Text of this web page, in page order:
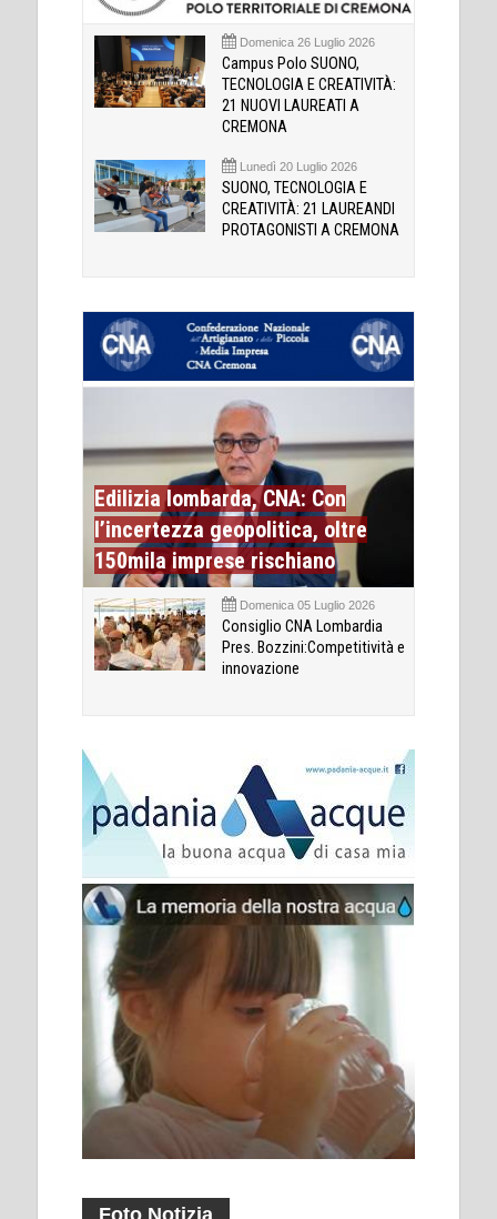
Domenica 26 Luglio 2026
Campus Polo SUONO,
TECNOLOGIA E CREATIVITÀ:
21 NUOVI LAUREATI A
CREMONA
Lunedì 20 Luglio 2026
SUONO, TECNOLOGIA E
CREATIVITÀ: 21 LAUREANDI
PROTAGONISTI A CREMONA
Edilizia lombarda, CNA: Con
l’incertezza geopolitica, oltre
150mila imprese rischiano
Domenica 05 Luglio 2026
Consiglio CNA Lombardia
Pres. Bozzini:Competitività e
innovazione